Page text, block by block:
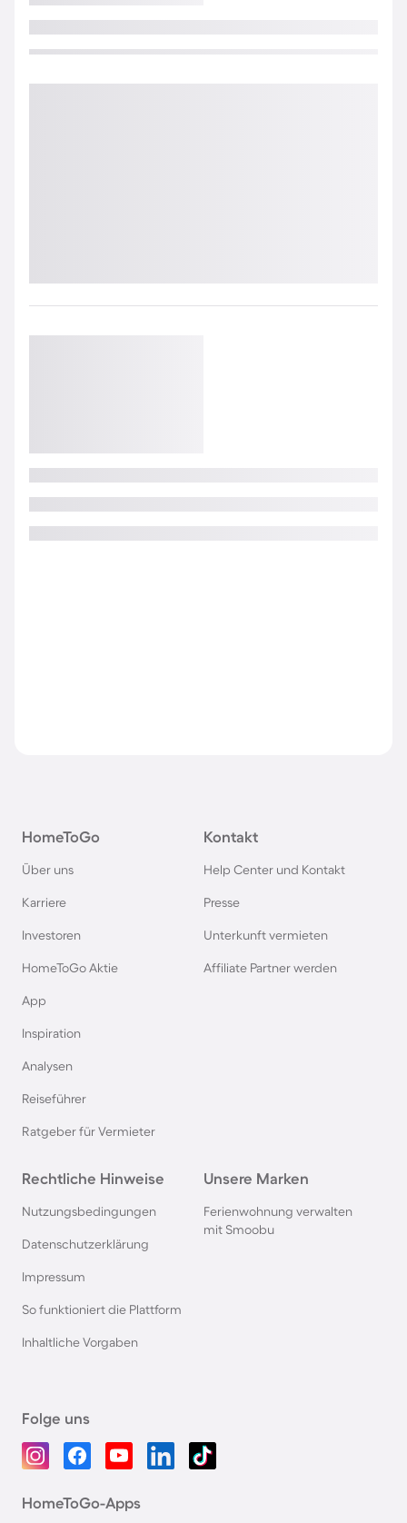
HomeToGo
Über uns
Karriere
Investoren
HomeToGo Aktie
App
Inspiration
Analysen
Reiseführer
Ratgeber für Vermieter
Kontakt
Help Center und Kontakt
Presse
Unterkunft vermieten
Affiliate Partner werden
Rechtliche Hinweise
Nutzungsbedingungen
Datenschutzerklärung
Impressum
So funktioniert die Plattform
Inhaltliche Vorgaben
Unsere Marken
Ferienwohnung verwalten
mit Smoobu
Folge uns
HomeToGo-Apps